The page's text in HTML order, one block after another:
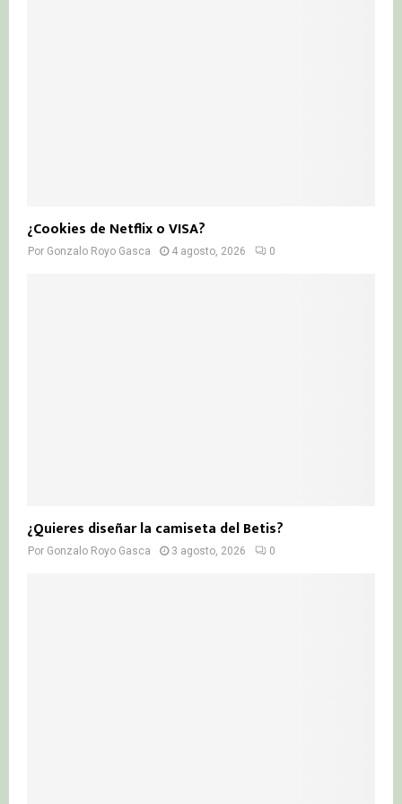
¿Cookies de Netflix o VISA?
Por Gonzalo Royo Gasca 4 agosto, 2026 0
¿Quieres diseñar la camiseta del Betis?
Por Gonzalo Royo Gasca 3 agosto, 2026 0